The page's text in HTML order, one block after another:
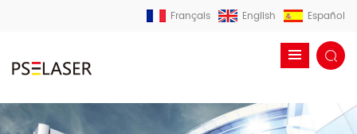
Français English Español